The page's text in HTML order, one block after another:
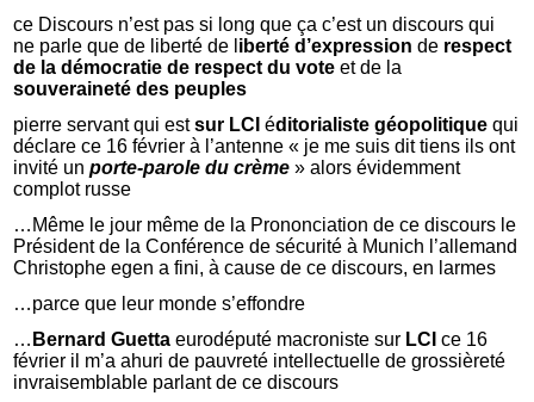
ce Discours n’est pas si long que ça c’est un discours qui
ne parle que de liberté de l iberté d’expression de respect
de la démocratie de respect du vote et de la
souveraineté des peuples
pierre servant qui estsur LCI éditorialiste géopolitique qui
déclare ce 16 février à l’antenne « je me suis dit tiens ils ont
invité unporte-parole du crème » alors évidemment
complot russe
…Même le jour même de la Prononciation de ce discours le
Président de la Conférence de sécurité à Munich l’allemand
Christophe egen a fini, à cause de ce discours, en larmes
…parce que leur monde s’effondre
… Bernard Guetta eurodéputé macroniste sur LCI ce 16
février il m’a ahuri de pauvreté intellectuelle de grossièreté
invraisemblable parlant de ce discours